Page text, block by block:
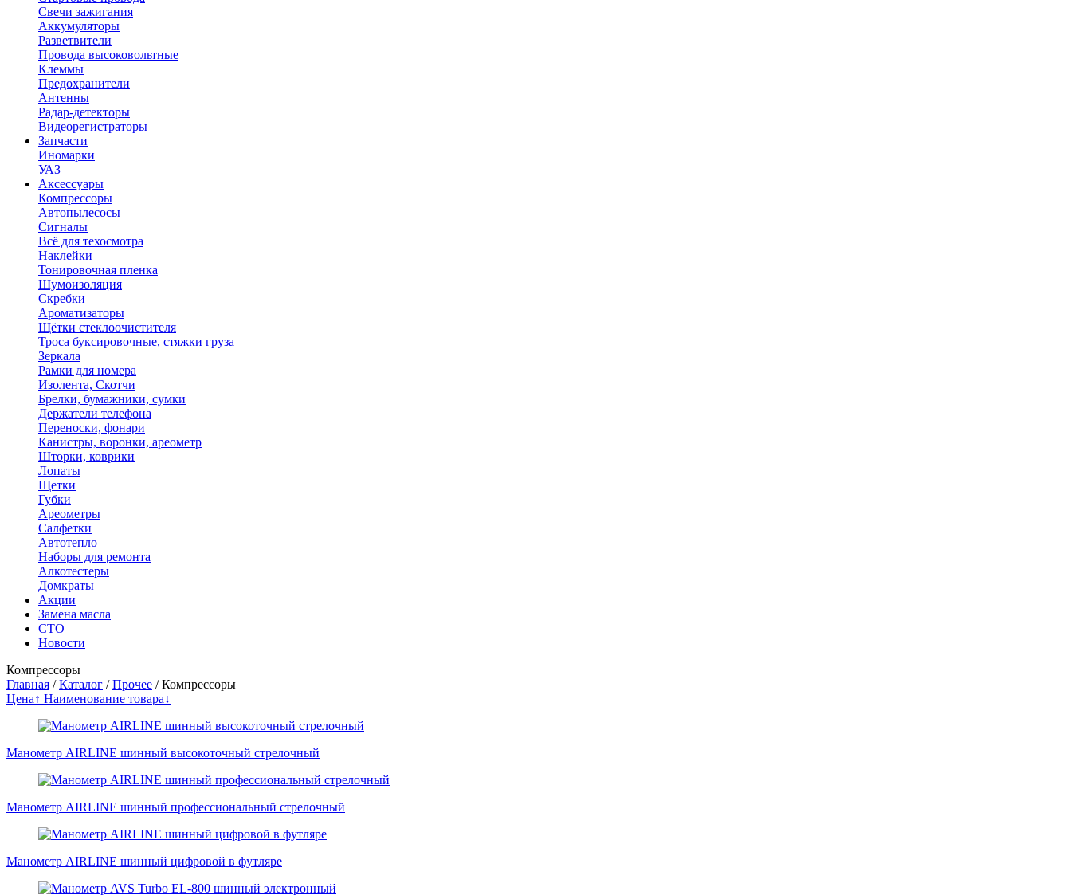
Свечи зажигания
Аккумуляторы
Разветвители
Провода высоковольтные
Клеммы
Предохранители
Антенны
Радар-детекторы
Видеорегистраторы
Запчасти
Иномарки
УАЗ
Аксесcуары
Компрессоры
Автопылесосы
Сигналы
Всё для техосмотра
Наклейки
Тонировочная пленка
Шумоизоляция
Скребки
Ароматизаторы
Щётки стеклоочистителя
Троса буксировочные, стяжки груза
Зеркала
Рамки для номера
Изолента, Скотчи
Брелки, бумажники, сумки
Держатели телефона
Переноски, фонари
Канистры, воронки, ареометр
Шторки, коврики
Лопаты
Щетки
Губки
Ареометры
Салфетки
Автотепло
Наборы для ремонта
Алкотестеры
Домкраты
Акции
Замена масла
СТО
Новости
Компрессоры
Главная /Каталог /Прочее /Компрессоры
Цена↑ Наименование товара↓
Манометр AIRLINE шинный высокоточный стрелочный
Манометр AIRLINE шинный профессиональный стрелочный
Манометр AIRLINE шинный цифровой в футляре